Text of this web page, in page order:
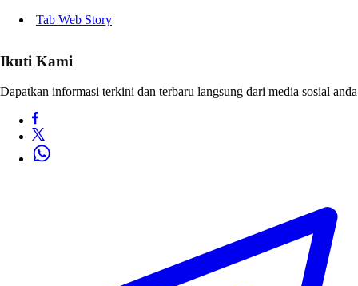
Tab Web Story
Ikuti Kami
Dapatkan informasi terkini dan terbaru langsung dari media sosial anda